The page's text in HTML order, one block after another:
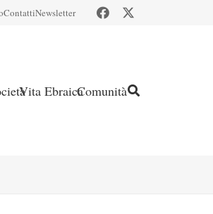
ContattiNewsletter
Vita EbraicaComunità